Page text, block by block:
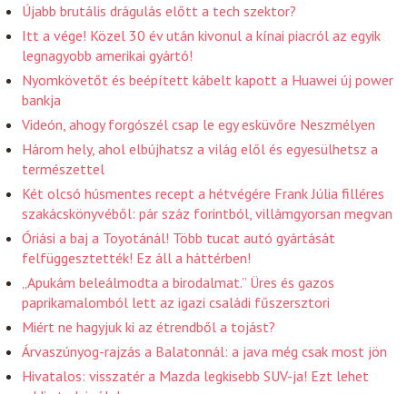
Újabb brutális drágulás előtt a tech szektor?
Itt a vége! Közel 30 év után kivonul a kínai piacról az egyik
legnagyobb amerikai gyártó!
Nyomkövetőt és beépített kábelt kapott a Huawei új power
bankja
Videón, ahogy forgószél csap le egy esküvőre Neszmélyen
Három hely, ahol elbújhatsz a világ elől és egyesülhetsz a
természettel
Két olcsó húsmentes recept a hétvégére Frank Júlia filléres
szakácskönyvéből: pár száz forintból, villámgyorsan megvan
Óriási a baj a Toyotánál! Több tucat autó gyártását
felfüggesztették! Ez áll a háttérben!
„Apukám beleálmodta a birodalmat.” Üres és gazos
paprikamalomból lett az igazi családi fűszersztori
Miért ne hagyjuk ki az étrendből a tojást?
Árvaszúnyog-rajzás a Balatonnál: a java még csak most jön
Hivatalos: visszatér a Mazda legkisebb SUV-ja! Ezt lehet